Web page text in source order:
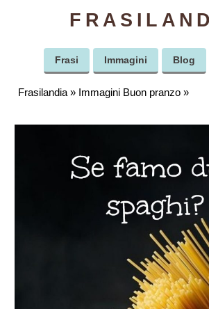
Frasi Immagini Blog
Frasilandia » Immagini Buon pranzo »